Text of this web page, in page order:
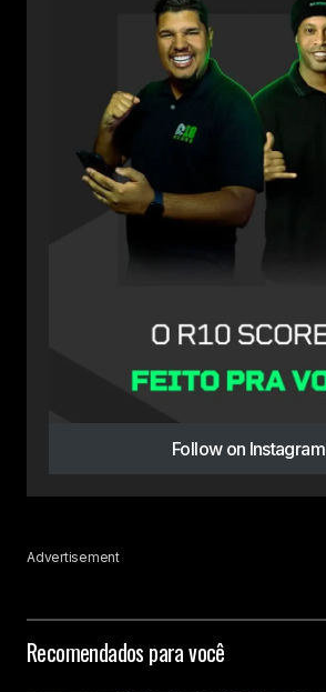
Follow on Instagram
Advertisement
Recomendados para você